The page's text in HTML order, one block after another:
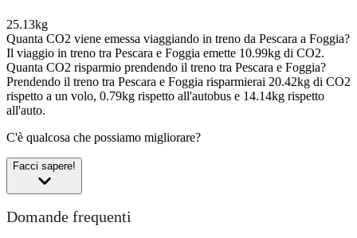
25.13kg
Quanta CO2 viene emessa viaggiando in treno da Pescara a Foggia?
Il viaggio in treno tra Pescara e Foggia emette 10.99kg di CO2.
Quanta CO2 risparmio prendendo il treno tra Pescara e Foggia?
Prendendo il treno tra Pescara e Foggia risparmierai 20.42kg di CO2
rispetto a un volo, 0.79kg rispetto all'autobus e 14.14kg rispetto
all'auto.
C'è qualcosa che possiamo migliorare?
Facci sapere!
Domande frequenti